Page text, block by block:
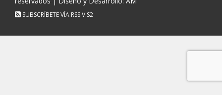
SUBSCRÍBETE VÍA RSSV.S2